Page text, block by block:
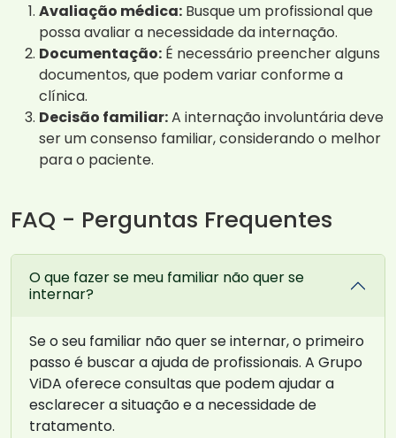
Avaliação médica: Busque um profissional que
possa avaliar a necessidade da internação.
Documentação: É necessário preencher alguns
documentos, que podem variar conforme a
clínica.
Decisão familiar:A internação involuntária deve
ser um consenso familiar, considerando o melhor
para o paciente.
FAQ - Perguntas Frequentes
O que fazer se meu familiar não quer se
internar?
Se o seu familiar não quer se internar, o primeiro
passo é buscar a ajuda de profissionais. A Grupo
ViDA oferece consultas que podem ajudar a
esclarecer a situação e a necessidade de
tratamento.